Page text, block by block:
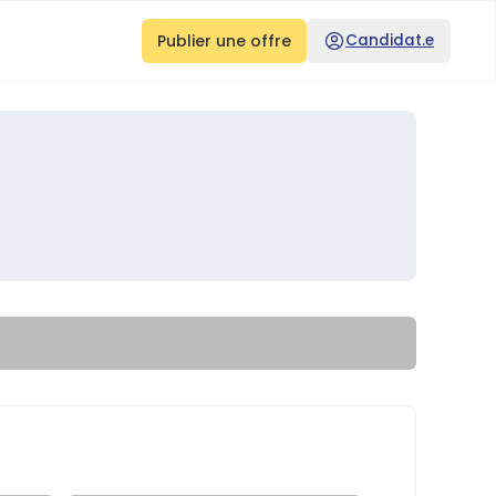
Publier une offre Candidat.e